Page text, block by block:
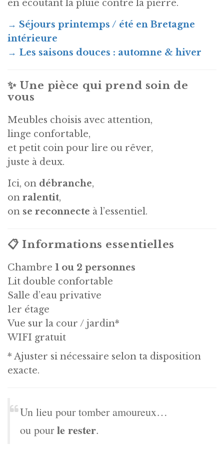
en écoutant la pluie contre la pierre.
→ Séjours printemps / été en Bretagne
intérieure
→ Les saisons douces : automne & hiver
✨ Une pièce qui prend soin de
vous
Meubles choisis avec attention,
linge confortable,
et petit coin pour lire ou rêver,
juste à deux.
Ici, on débranche,
on ralentit,
on se reconnecte à l’essentiel.
📋 Informations essentielles
Chambre 1 ou 2 personnes
Lit double confortable
Salle d’eau privative
1er étage
Vue sur la cour / jardin*
WIFI gratuit
* Ajuster si nécessaire selon ta disposition
exacte.
Un lieu pour tomber amoureux…
ou pourle rester.